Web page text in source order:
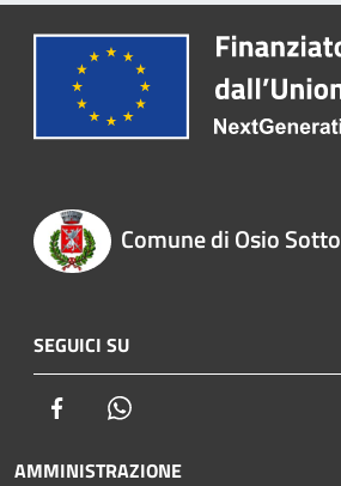
Comune di Osio Sotto
SEGUICI SU
Facebook
AMMINISTRAZIONE